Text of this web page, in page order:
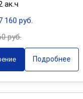
ак.ч
160 руб.
руб.
Подробнее